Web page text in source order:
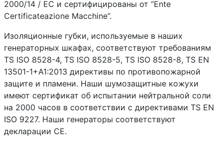
2000/14 / EC и сертифицированы от “Ente
Certificateazione Macchine”.
Изоляционные губки, используемые в наших
генераторных шкафах, соответствуют требованиям
TS ISO 8528-4, TS ISO 8528-5, TS ISO 8528-8, TS EN
13501-1+A1:2013 директивы по противопожарной
защите и пламени. Наши шумозащитные кожухи
имеют сертификат об испытании нейтральной соли
на 2000 часов в соответствии с директивами TS EN
ISO 9227. Наши генераторы соответствуют
декларации CE.